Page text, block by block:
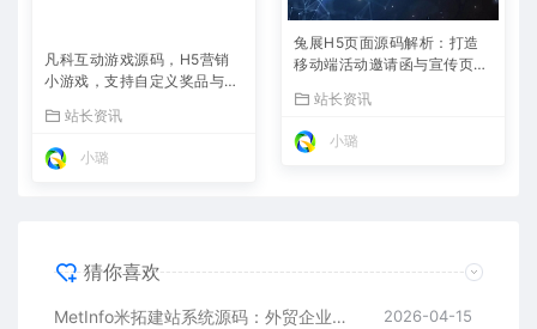
凡科互动游戏源码，H5营销
小游戏，支持自定义奖品与分
站长资讯
小璐
兔展H5页面源码解析：打造
移动端活动邀请函与宣传页的
站长资讯
小璐
猜你喜欢
MetInfo米拓建站系统源码：外贸企业官网的高性价比之选，内置SEO省心落地 2026-04-15